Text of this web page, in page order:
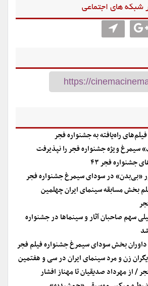
شبکه های اجتماعی
راه‌یافته به جشنواره فجر
ویژه جشنواره فجر را نپذیرفت
جشنواره فجر ۴۳
«بی‌بدن» در سودای سیمرغ جشنواره فجر
۲۲ فیلم بخش مسابقه سینمای ایران چهلمین
سهم صاحبان آثار و سینماها در جشنواره
داوران بخش سودای سیمرغ جشنواره فیلم فجر
زن و مرد سینمای ایران در سی و هفتمین
/ از مهرداد صدیقیان تا مهناز افشار